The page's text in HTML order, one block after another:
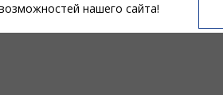
нашего сайта!